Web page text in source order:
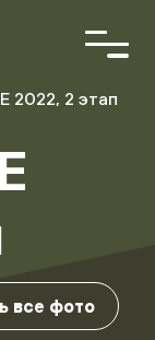
2022, 2 этап
все фото